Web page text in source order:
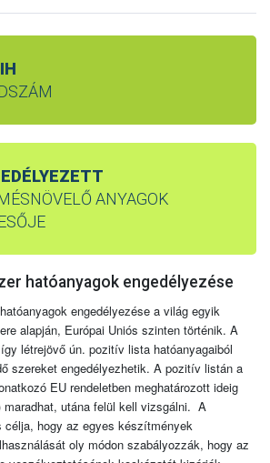
ANYAGOK
hatóanyagok engedélyezése
engedélyezése a világ egyik
alapján, Európai Uniós szinten történik. A
létrejövő ún. pozitív lista hatóanyagaiból
szereket engedélyezhetik. A pozitív listán a
EU rendeletben meghatározott ideig
maradhat, utána felül kell vizsgálni. A
célja, hogy az egyes készítmények
oly módon szabályozzák, hogy az